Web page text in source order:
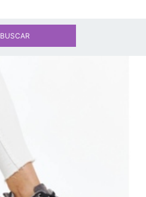
BUSCAR